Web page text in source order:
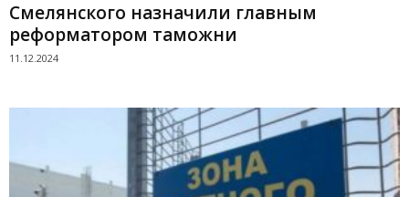
Смелянского назначили главным
реформатором таможни
11.12.2024